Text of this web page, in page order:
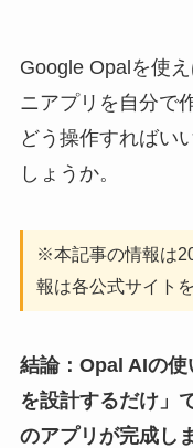
Google Opalを使
ニアプリを自分で
どう操作すればい
しょうか。
※本記事の情報は
報は各公式サイト
結論：Opal AIの使
を設計するだけ」
のアプリが完成し